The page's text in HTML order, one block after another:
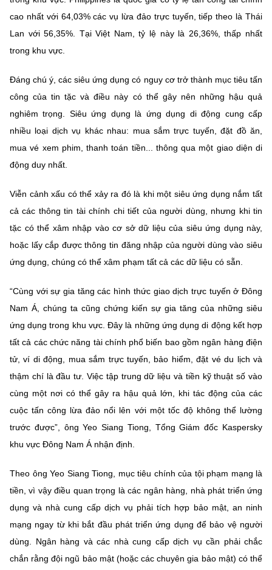
Cơ quan chủ quản: Bộ Khoa học và Công nghệ (MST)
Chịu trách nhiệm nội dung: Nguyễn Thị Hải Hằng
Giám đốc Trung tâm Truyền thông Khoa học và Công nghệ.
Liên hệ
Email:
stc@mst.gov.vn
©2026 Bản quyền thuộc Bộ Khoa Học và Công Nghệ
(Ghi rõ nguồn "https://mst.gov.vn" khi phát hành lại thông tin từ
website này)
cao nhất với 64,03% các vụ lừa đảo trực tuyến, tiếp theo là Thái
Lan với 56,35%. Tại Việt Nam, tỷ lệ này là 26,36%, thấp nhất
trong khu vực.
Đáng chú ý, các siêu ứng dụng có nguy cơ trở thành mục tiêu tấn
công của tin tặc và điều này có thể gây nên những hậu quả
nghiêm trọng. Siêu ứng dụng là ứng dụng di động cung cấp
nhiều loại dịch vụ khác nhau: mua sắm trực tuyến, đặt đồ ăn,
mua vé xem phim, thanh toán tiền... thông qua một giao diện di
động duy nhất.
Viễn cảnh xấu có thể xảy ra đó là khi một siêu ứng dụng nắm tất
cả các thông tin tài chính chi tiết của người dùng, nhưng khi tin
tặc có thể xâm nhập vào cơ sở dữ liệu của siêu ứng dụng này,
hoặc lấy cắp được thông tin đăng nhập của người dùng vào siêu
ứng dụng, chúng có thể xâm phạm tất cả các dữ liệu có sẵn.
“Cùng với sự gia tăng các hình thức giao dịch trực tuyến ở Đông
Nam Á, chúng ta cũng chứng kiến sự gia tăng của những siêu
ứng dụng trong khu vực. Đây là những ứng dụng di động kết hợp
tất cả các chức năng tài chính phổ biến bao gồm ngân hàng điện
tử, ví di động, mua sắm trực tuyến, bảo hiểm, đặt vé du lịch và
thậm chí là đầu tư. Việc tập trung dữ liệu và tiền kỹ thuật số vào
cùng một nơi có thể gây ra hậu quả lớn, khi tác động của các
cuộc tấn công lừa đảo nổi lên với một tốc độ không thể lường
trước được”, ông Yeo Siang Tiong, Tổng Giám đốc Kaspersky
khu vực Đông Nam Á nhận định.
Theo ông Yeo Siang Tiong, mục tiêu chính của tội phạm mạng là
tiền, vì vậy điều quan trọng là các ngân hàng, nhà phát triển ứng
dụng và nhà cung cấp dịch vụ phải tích hợp bảo mật, an ninh
mạng ngay từ khi bắt đầu phát triển ứng dụng để bảo vệ người
dùng. Ngân hàng và các nhà cung cấp dịch vụ cần phải chắc
chắn rằng đội ngũ bảo mật (hoặc các chuyên gia bảo mật) có thể